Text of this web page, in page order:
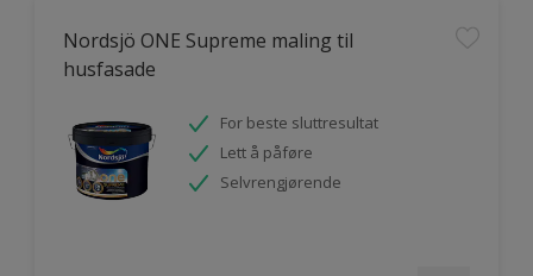
Nordsjö ONE Supreme maling til
husfasade
For beste sluttresultat
Lett å påføre
Selvrengjørende